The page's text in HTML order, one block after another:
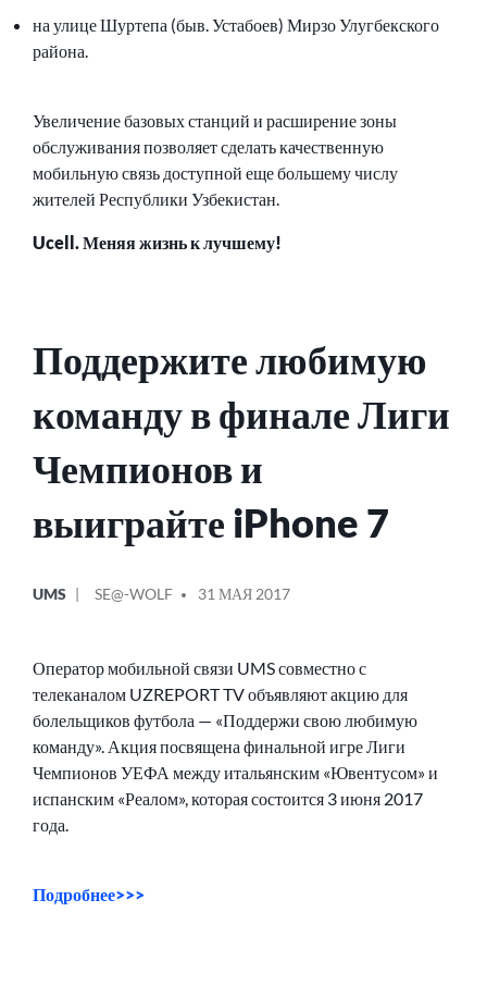
на улице Шуртепа (быв. Устабоев) Мирзо Улугбекского
района.
Увеличение базовых станций и расширение зоны
обслуживания позволяет сделать качественную
мобильную связь доступной еще большему числу
жителей Республики Узбекистан.
Ucell. Меняя жизнь к лучшему!
Поддержите любимую
команду в финале Лиги
Чемпионов и
выиграйте iPhone 7
В
UMS
ОТ
SE@-WOLF 31 МАЯ 2017
Оператор мобильной связи UMS совместно с
телеканалом UZREPORT TV объявляют акцию для
болельщиков футбола — «Поддержи свою любимую
команду». Акция посвящена финальной игре Лиги
Чемпионов УЕФА между итальянским «Ювентусом» и
испанским «Реалом», которая состоится 3 июня 2017
года.
Подробнее>>>